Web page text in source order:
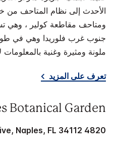
ومتاحف مقاطعة كولير ، وهي
جنوب غرب فلوريدا وهي في
ملونة ومثيرة وغنية بالمعلومات
تعرف على المزيد
Botanical Garden
4820 Bayshore Drive, Naples, FL 34112